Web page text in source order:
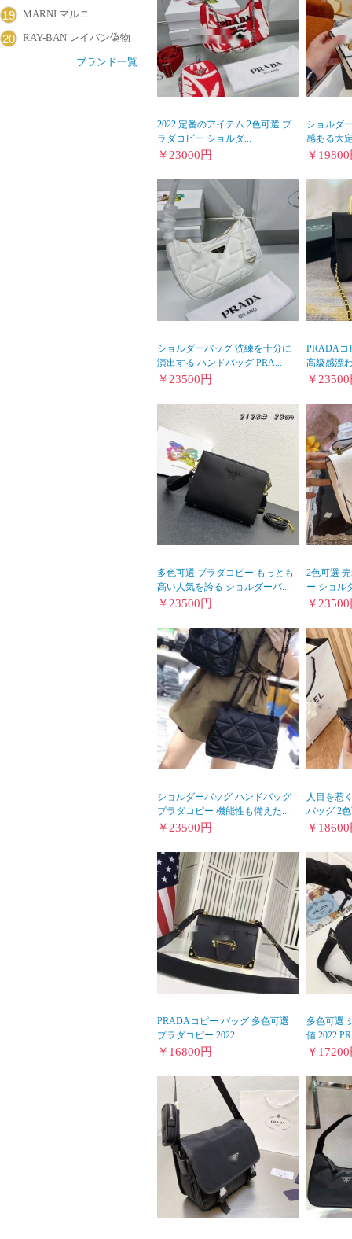
19 MARNI マルニ
20 RAY-BAN レイバン偽物
ブランド一覧
2022 定番のアイテム 2色可選 プ
ラダコピー ショルダ...
￥ 23000円
ショルダ
感ある大
￥ 19800
ショルダーバッグ 洗練を十分に
演出する ハンドバッグ PRA...
￥ 23500円
PRADAコ
高級感漂
￥ 23500
多色可選 プラダコピー もっとも
高い人気を誇る ショルダーバ...
￥ 23500円
2色可選
ー ショル
￥ 23500
ショルダーバッグ ハンドバッグ
プラダコピー 機能性も備えた...
￥ 23500円
人目を惹
バッグ 2
￥ 18600
PRADAコピー バッグ 多色可選
プラダコピー 2022...
￥ 16800円
多色可選
値 2022
￥ 17200